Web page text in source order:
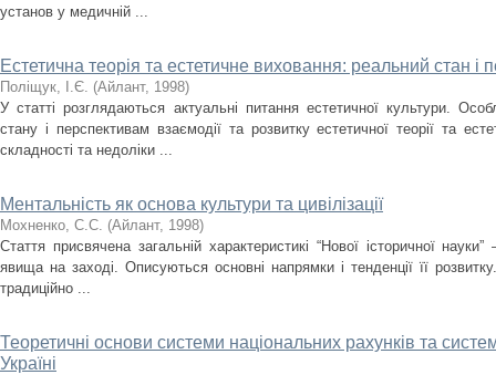
установ у медичній ...
Естетична теорія та естетичне виховання: реальний стан і
Поліщук, І.Є. (Айлант, 1998)
У статті розглядаються актуальні питання естетичної культури.
стану і перспективам взаємодії та розвитку естетичної теорії та
складності та недоліки ...
Ментальність як основа культури та цивілізації
Мохненко, С.С. (Айлант, 1998)
Стаття присвячена загальній характеристикі “Нової історичної
явища на заході. Описуються основні напрямки і тенденції її
традиційно ...
Теоретичні основи системи національних рахунків та
Україні